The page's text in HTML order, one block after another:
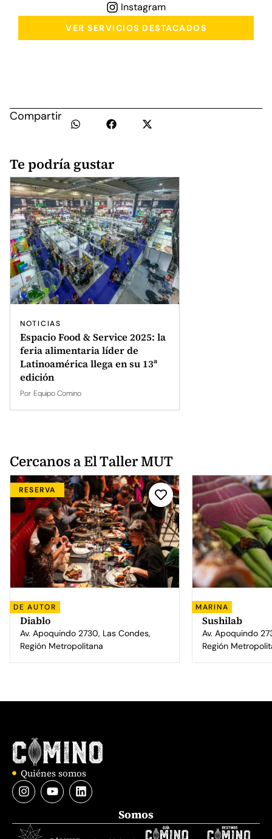
Instagram
VER SERVICIOS DESTACADOS
Compartir
Te podría gustar
NOTICIAS
Espacio Food & Service 2025: la
feria alimentaria líder de
Latinoamérica llega en su 13ª
edición
Por Equipo Comino
Cercanos a El Taller MUT
RESERVA
DE AUTOR
Diablo
Av. Apoquindo 2730, Las Condes,
Región Metropolitana
MARINA
Sushilab
Av. Apoquindo
Región
Quiénes somos
Somos